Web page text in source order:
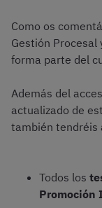
Como os
Gestión
forma parte del
Además del
actualizado de
también tendréis
Todos los
Promoción